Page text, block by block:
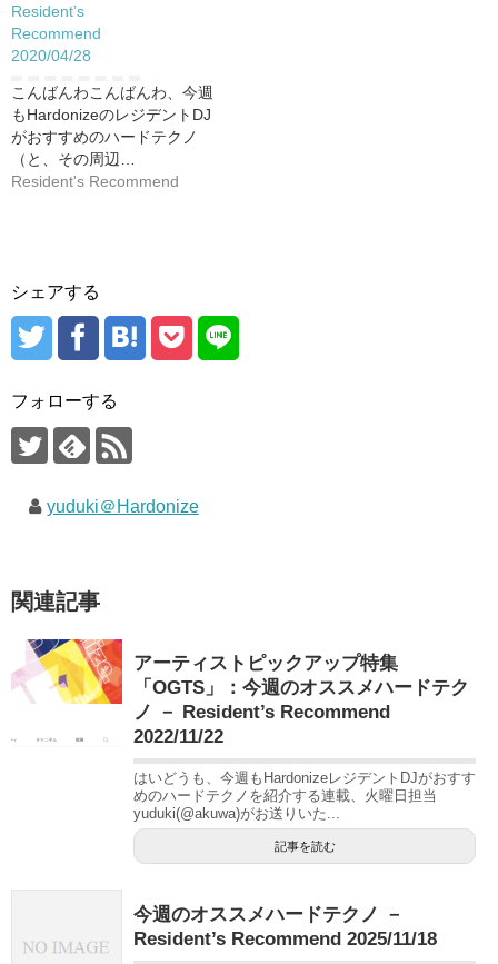
Resident’s
Recommend
2020/04/28
こんばんわこんばんわ、今週
もHardonizeのレジデントDJ
がおすすめのハードテクノ
（と、その周辺…
Resident's Recommend
シェアする
フォローする
yuduki＠Hardonize
関連記事
アーティストピックアップ特集
「OGTS」：今週のオススメハードテク
ノ － Resident’s Recommend
2022/11/22
はいどうも、今週もHardonizeレジデントDJがおすす
めのハードテクノを紹介する連載、火曜日担当
yuduki(@akuwa)がお送りいた...
記事を読む
今週のオススメハードテクノ －
Resident’s Recommend 2025/11/18